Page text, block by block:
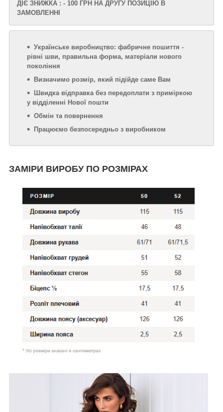
ДІЄ ЗНИЖКА : - 100 ГРН НА ДРУГУ ПОЗИЦІЮ В
ЗАМОВЛЕННІ
Українське виробництво: фабричне пошиття -
рівні шви, правильна форма, матеріали нового
покоління
Визначимо розмір, який підійде саме Вам
Швидка відправка без передоплати з приміркою
у відділенні Нової пошти
Обмін та повернення
Працюємо безпосередньо з виробником
ЗАМІРИ ВИРОБУ ПО РОЗМІРАХ